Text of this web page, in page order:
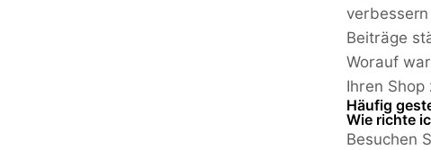
Beiträge
Worauf
Ihren
Häufig
Wie richte
Besuchen